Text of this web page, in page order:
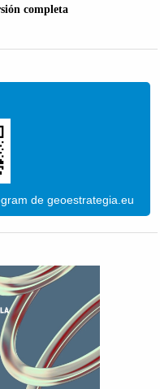
completa
de geoestrategia.eu